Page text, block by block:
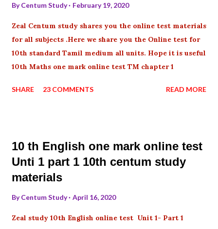
ByCentum Study February 19, 2020
Zeal Centum study shares you the online test materials
for all subjects .Here we share you the Online test for
10th standard Tamil medium all units. Hope it is useful
10th Maths one mark online test TM chapter 1
SHARE 23 COMMENTS READ MORE
10 th English one mark online test
Unti 1 part 1 10th centum study
materials
ByCentum Study April 16, 2020
Zeal study 10th English online test Unit 1- Part 1